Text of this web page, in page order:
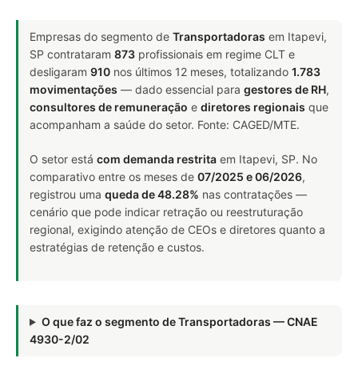
Empresas do segmento de Transportadoras em Itapevi,
SP contrataram 873 profissionais em regime CLT e
desligaram 910 nos últimos 12 meses, totalizando 1.783
movimentações — dado essencial para gestores de RH,
consultores de remuneração e diretores regionais que
acompanham a saúde do setor. Fonte: CAGED/MTE.
O setor está com demanda restrita em Itapevi, SP. No
comparativo entre os meses de 07/2025 e 06/2026,
registrou uma queda de 48.28% nas contratações —
cenário que pode indicar retração ou reestruturação
regional, exigindo atenção de CEOs e diretores quanto a
estratégias de retenção e custos.
O que faz o segmento de Transportadoras — CNAE
4930-2/02